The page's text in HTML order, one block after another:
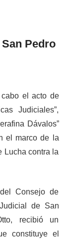
Pedro
el acto de
Judiciales”,
Dávalos”
el marco de la
Lucha contra la
Consejo de
de San
recibió un
constituye el